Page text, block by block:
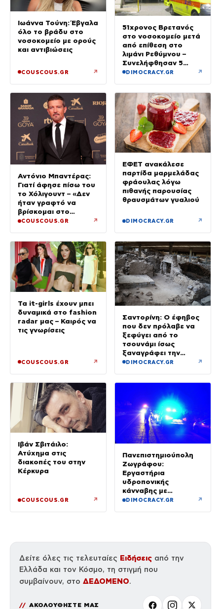
Ιωάννα Τούνη: Έβγαλα
όλο το βράδυ στο
νοσοκομείο με ορούς
και αντιβιώσεις
COUSCOUS.GR ↗
51χρονος Βρετανός
στο νοσοκομείο μετά
από επίθεση στο
λιμάνι Ρεθύμνου –
Συνελήφθησαν 5
άτομα
DIMOCRACY.GR ↗
Αντόνιο Μπαντέρας:
Γιατί άφησε πίσω του
το Χόλιγουντ – «Δεν
ήταν γραφτό να
βρίσκομαι στο
Μαλιμπού, αλλά στη
COUSCOUS.GR ↗
ΕΦΕΤ ανακάλεσε
παρτίδα μαρμελάδας
φράουλας λόγω
πιθανής παρουσίας
θραυσμάτων γυαλιού
DIMOCRACY.GR ↗
Τα it-girls έχουν μπει
δυναμικά στο fashion
radar μας – Καιρός να
τις γνωρίσεις
COUSCOUS.GR ↗
Σαντορίνη: Ο έφηβος
που δεν πρόλαβε να
ξεφύγει από το
τσουνάμι ίσως
ξαναγράφει την
ιστορία της μινωικής
DIMOCRACY.GR ↗
Ιβάν Σβιτάιλο:
Ατύχημα στις
διακοπές του στην
Κέρκυρα
COUSCOUS.GR ↗
Πανεπιστημιούπολη
Ζωγράφου:
Εργαστήρια
υδροπονικής
κάνναβης με
προσδοκώμενο
DIMOCRACY.GR ↗
Δείτε όλες τις τελευταίες Ειδήσεις από την
Ελλάδα και τον Κόσμο, τη στιγμή που
συμβαίνουν, στο ΔΕΔΟΜΕΝΟ.
ΑΚΟΛΟΥΘΗΣΤΕ ΜΑΣ